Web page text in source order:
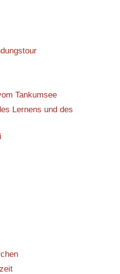
Tankumsee
Lernens und des